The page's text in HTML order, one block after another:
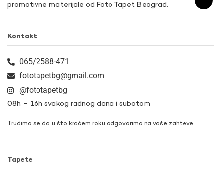
promotivne materijale od Foto Tapet Beograd.
Kontakt
065/2588-471
fototapetbg@gmail.com
@fototapetbg
08h – 16h svakog radnog dana i subotom
Trudimo se da u što kraćem roku odgovorimo na vaše zahteve.
Tapete